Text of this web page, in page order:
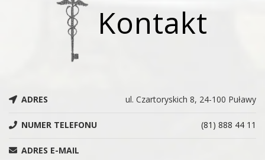
Kontakt
ADRES ul. Czartoryskich 8, 24-100 Puławy
NUMER TELEFONU (81) 888 44 11
ADRES E-MAIL